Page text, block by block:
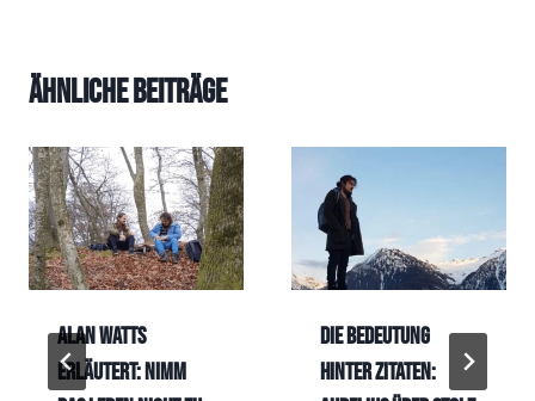
Ähnliche Beiträge
Alan Watts
erläutert: Nimm
Die Bedeutung
hinter Zitaten: